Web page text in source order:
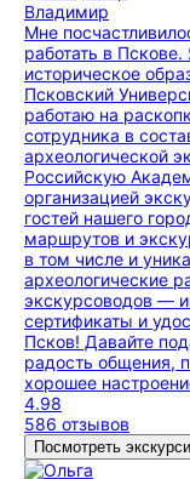
Владимир
Мне
работать в
историческое
Псковский
работаю на
сотрудника в
археологической
Российскую
организацией
гостей нашего
маршрутов и
в том числе и
археологические
экскурсоводов —
сертификаты и
Псков! Давайте
радость общения,
хорошее
4.98
586 отзывов
Посмотреть